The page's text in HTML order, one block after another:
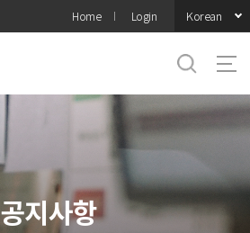
Home Login Korean
공지사항